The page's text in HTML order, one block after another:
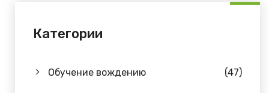
Категории
Обучение вождению (47)